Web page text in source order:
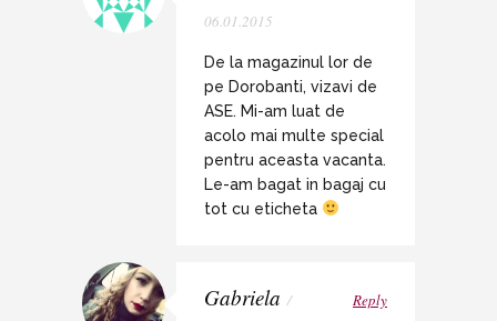
06.01.2015
De la magazinul lor de
pe Dorobanti, vizavi de
ASE. Mi-am luat de
acolo mai multe special
pentru aceasta vacanta.
Le-am bagat in bagaj cu
tot cu eticheta
Gabriela /
Reply